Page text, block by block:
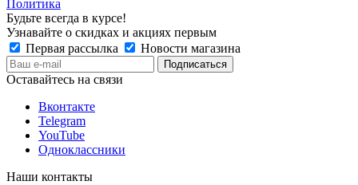
Политика
Будьте всегда в курсе!
Узнавайте о скидках и акциях первым
Первая рассылка
Новости магазина
Оставайтесь на связи
Вконтакте
Telegram
YouTube
Одноклассники
Наши контакты